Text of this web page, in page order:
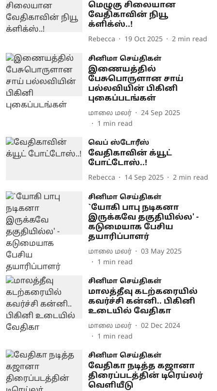
மெழுகு சிலையான
வேதிகாவின் நியூ
க்ளிக்ஸ்..!
Rebecca 19 Oct 2025 2 min read
சினிமா செய்திகள்
இணையத்தில்
பேசுபொருளான சாய்
பல்லவியின் பிகினி
புகைப்படங்கள்
மாலை மலர்
24 Sep 2025
1 min read
வெப் ஸ்டோரீஸ்
வேதிகாவின் க்யூட்
போட்டோஸ்..!
Rebecca 14 Sep 2025 2 min read
சினிமா செய்திகள்
`யோகி பாபு நடிகனா
இருக்கவே தகுதியில்ல' -
கடுமையாக பேசிய
தயாரிப்பாளர்
மாலை மலர்
03 May 2025
1 min read
சினிமா செய்திகள்
மாலத்தீவு கடற்கரையில்
கவர்ச்சி கன்னி.. பிகினி
உடையில் வேதிகா
மாலை மலர்
02 Dec 2024
1 min read
சினிமா செய்திகள்
வேதிகா நடித்த கஜானா
திரைப்படத்தின் டிரெய்லர்
வெளியீடு